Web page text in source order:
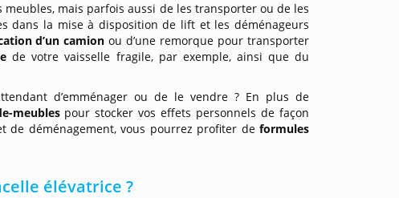
meubles, mais parfois aussi de les transporter ou de les
dans la mise à disposition de lift et les déménageurs
d’un camionou d’une remorque pour transporter
de votre vaisselle fragile, par exemple, ainsi que du
d’emménager ou de le vendre ? En plus de
meublespour stocker vos effets personnels de façon
de déménagement, vous pourrez profiter de formules
élévatrice ?